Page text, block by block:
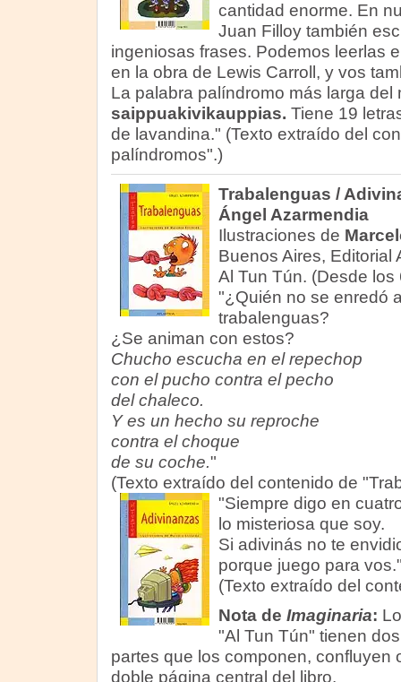
cantidad enorme. En
Juan Filloy también
ingeniosas frases. Podemos leerlas
en la obra de Lewis Carroll, y vos
La palabra palíndromo más larga del
saippuakivikauppias. Tiene 19
de lavandina." (Texto extraído del
palíndromos".)
Trabalenguas /
Ángel Azarmendia
Ilustraciones de
Buenos Aires, Editorial
Al Tun Tún. (Desde los
"¿Quién no se enredó
trabalenguas?
¿Se animan con estos?
Chucho escucha en el repechop
con el pucho contra el pecho
del chaleco.
Y es un hecho su reproche
contra el choque
de su coche."
(Texto extraído del contenido de
"Siempre digo en
lo misteriosa que soy.
Si adivinás no te
porque juego para
(Texto extraído del
Nota de Imaginaria:
"Al Tun Tún" tienen
partes que los componen, confluyen
doble página central del libro.